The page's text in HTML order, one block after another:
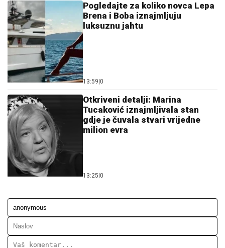
Pogledajte za koliko novca Lepa
Brena i Boba iznajmljuju
luksuznu jahtu
13:59 0
Otkriveni detalji: Marina
Tucaković iznajmljivala stan
gdje je čuvala stvari vrijedne
milion evra
13:25 0